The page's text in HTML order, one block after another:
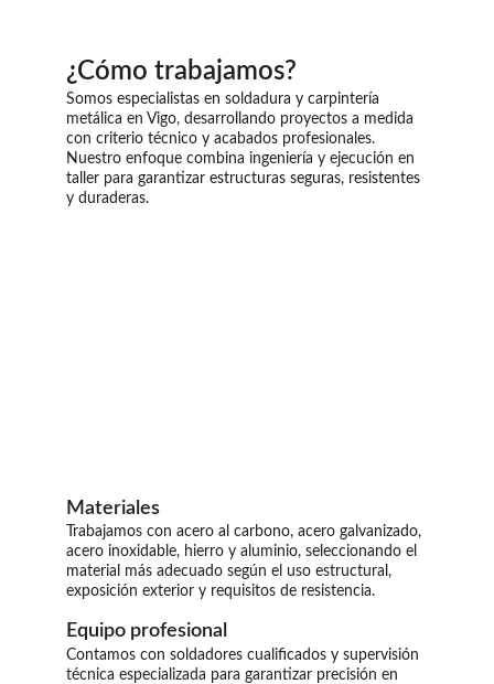
¿Cómo trabajamos?
Materiales
Trabajamos con acero al carbono, acero galvanizado,
acero inoxidable, hierro y aluminio, seleccionando el
material más adecuado según el uso estructural,
exposición exterior y requisitos de resistencia.
Equipo profesional
Somos especialistas en soldadura y carpintería
metálica en Vigo, desarrollando proyectos a medida
con criterio técnico y acabados profesionales.
Nuestro enfoque combina ingeniería y ejecución en
taller para garantizar estructuras seguras, resistentes
y duraderas.
Contamos con soldadores cualificados y supervisión
técnica especializada para garantizar precisión en